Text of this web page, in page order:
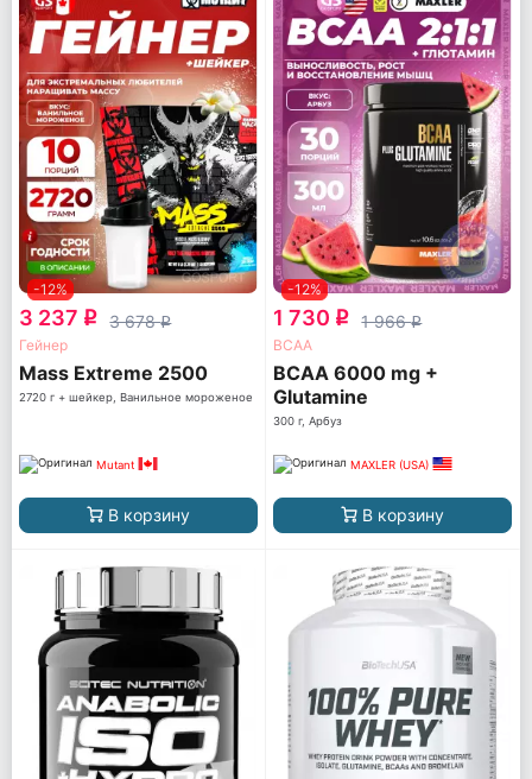
-12%
3 237 q 3 678q
Гейнер
Mass Extreme 2500
2720 г + шейкер, Ванильное мороженое
Mutant
В корзину
-12%
1 730 q 1 966q
ВСАА
BCAA 6000 mg +
Glutamine
300 г, Арбуз
MAXLER (USA)
В корзину